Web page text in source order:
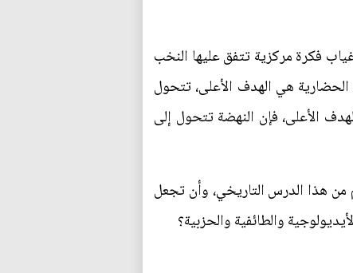
فكرة مركزية تتفق عليها النخب
الحضارية هي الهدف الأعلى، تتحول
الأعلى، فإن النهضة تتحول إلى
من هذا الدرس التاريخي، وأن تجعل
والطائفية والحزبية؟